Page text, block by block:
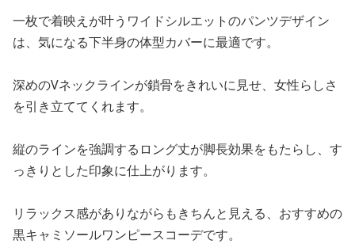
一枚で着映えが叶うワイドシルエットのパンツデザイン
は、気になる下半身の体型カバーに最適です。
深めのVネックラインが鎖骨をきれいに見せ、女性らしさ
を引き立ててくれます。
縦のラインを強調するロング丈が脚長効果をもたらし、す
っきりとした印象に仕上がります。
リラックス感がありながらもきちんと見える、おすすめの
黒キャミソールワンピースコーデです。